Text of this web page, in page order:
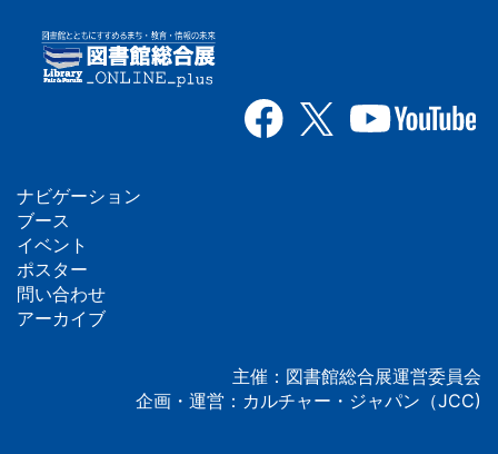
フ
ッ
タ
ナビゲーション
ブース
イベント
ポスター
問い合わせ
アーカイブ
主催：図書館総合展運営委員会
企画・運営：カルチャー・ジャパン（JCC)